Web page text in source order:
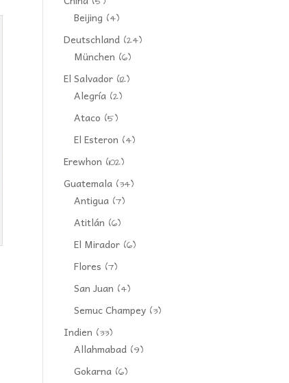
Beijing (4)
Deutschland (24)
München (6)
El Salvador (12)
Alegría (2)
Ataco (5)
El Esteron (4)
Erewhon (102)
Guatemala (34)
Antigua (7)
Atitlán (6)
El Mirador (6)
Flores (7)
San Juan (4)
Semuc Champey (3)
Indien (33)
Allahmabad (9)
Gokarna (6)